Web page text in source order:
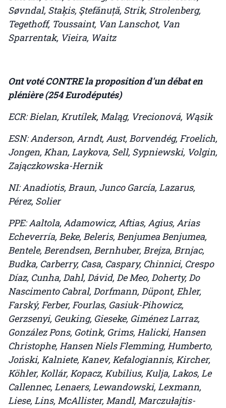
Søvndal, Staķis, Ştefănuță, Strik, Strolenberg,
Tegethoff, Toussaint, Van Lanschot, Van
Sparrentak, Vieira, Waitz
Ont voté CONTRE la proposition d'un débat en
plénière (254 Eurodéputés)
ECR: Bielan, Krutílek, Maląg, Vrecionová, Wąsik
ESN: Anderson, Arndt, Aust, Borvendég, Froelich,
Jongen, Khan, Laykova, Sell, Sypniewski, Volgin,
Zajączkowska-Hernik
NI: Anadiotis, Braun, Junco García, Lazarus,
Pérez, Solier
PPE: Aaltola, Adamowicz, Aftias, Agius, Arias
Echeverría, Beke, Beleris, Benjumea Benjumea,
Bentele, Berendsen, Bernhuber, Brejza, Brnjac,
Budka, Carberry, Casa, Caspary, Chinnici, Crespo
Díaz, Cunha, Dahl, Dávid, De Meo, Doherty, Do
Nascimento Cabral, Dorfmann, Düpont, Ehler,
Farský, Ferber, Fourlas, Gasiuk-Pihowicz,
Gerzsenyi, Geuking, Gieseke, Giménez Larraz,
González Pons, Gotink, Grims, Halicki, Hansen
Christophe, Hansen Niels Flemming, Humberto,
Joński, Kalniete, Kanev, Kefalogiannis, Kircher,
Köhler, Kollár, Kopacz, Kubilius, Kulja, Lakos, Le
Callennec, Lenaers, Lewandowski, Lexmann,
Liese, Lins, McAllister, Mandl, Marczułajtis-